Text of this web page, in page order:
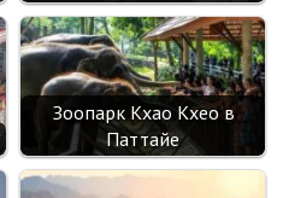
Зоопарк Кхао Кхео в
Паттайе